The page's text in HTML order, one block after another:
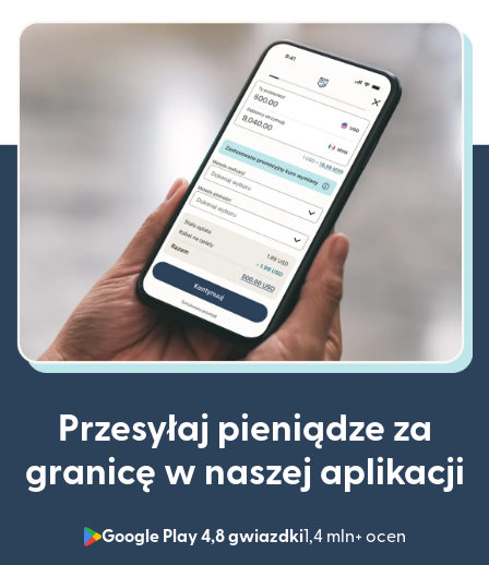
Przesyłaj pieniądze za
granicę w naszej aplikacji
Google Play 4,8 gwiazdki1,4 mln+ ocen
(otwiera